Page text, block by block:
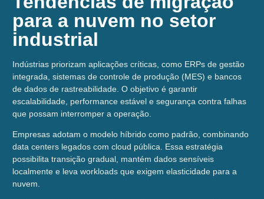
para a nuvem no setor
industrial
Indústrias priorizam aplicações críticas, como ERPs de gestão
integrada, sistemas de controle de produção (MES) e bancos
de dados de rastreabilidade. O objetivo é garantir
escalabilidade, performance estável e segurança contra falhas
que possam interromper a operação.
Empresas adotam o modelo híbrido como padrão, combinando
data centers legados com cloud pública. Essa estratégia
possibilita transição gradual, mantém dados sensíveis
localmente e leva workloads que exigem elasticidade para a
nuvem.